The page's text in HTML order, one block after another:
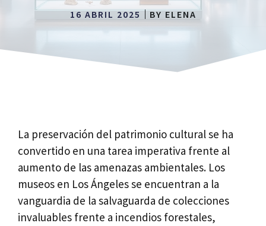
16 ABRIL 2025 BY ELENA
La preservación del patrimonio cultural se ha
convertido en una tarea imperativa frente al
aumento de las amenazas ambientales. Los
museos en Los Ángeles se encuentran a la
vanguardia de la salvaguarda de colecciones
invaluables frente a incendios forestales,